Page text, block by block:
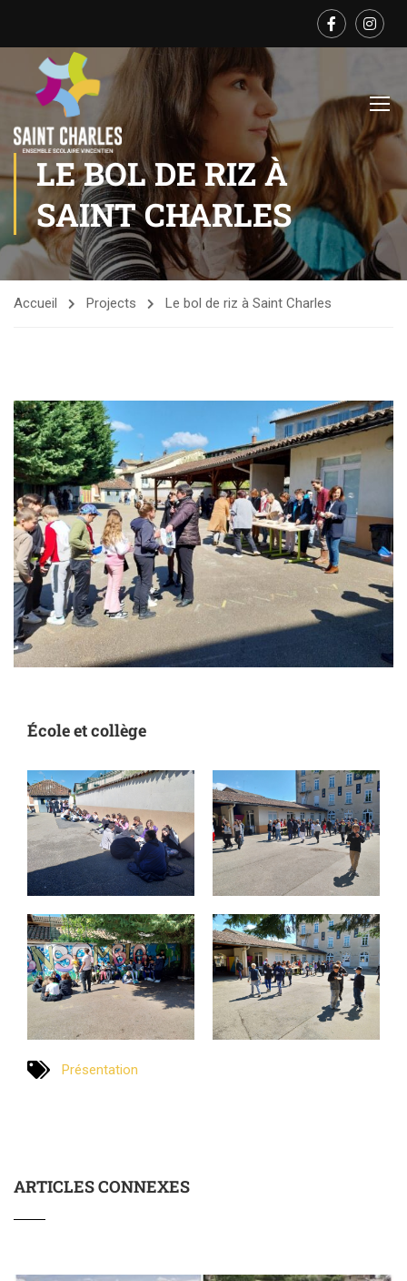
LE BOL DE RIZ À
SAINT CHARLES
Accueil Projects Le bol de riz à Saint Charles
École et collège
Présentation
ARTICLES CONNEXES